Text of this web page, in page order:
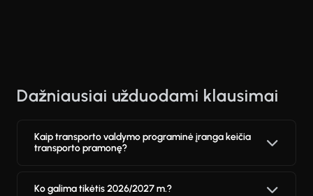
Dažniausiai užduodami klausimai
Kaip transporto valdymo programinė įranga keičia
transporto pramonę?
Ko galima tikėtis 2026/2027 m.?